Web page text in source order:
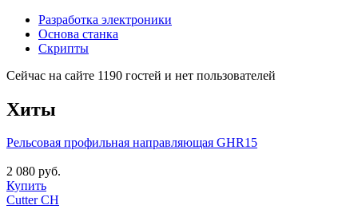
Разработка электроники
Основа станка
Скрипты
Сейчас на сайте 1190 гостей и нет пользователей
Хиты
Рельсовая профильная направляющая GHR15
2 080 руб.
Купить
Cutter CH